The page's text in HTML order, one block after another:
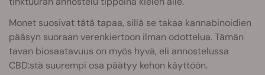
Monet suosivat tätä tapaa, sillä se takaa kannabinoidien
pääsyn suoraan verenkiertoon ilman odottelua. Tämän
tavan biosaatavuus on myös hyvä, eli annostelussa
CBD:stä suurempi osa päätyy kehon käyttöön.